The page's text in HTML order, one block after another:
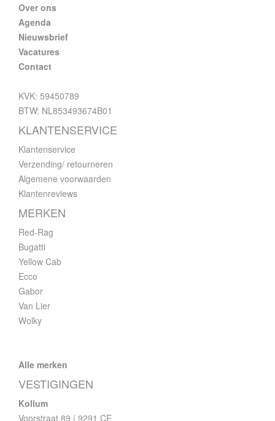
Over ons
Agenda
Nieuwsbrief
Vacatures
Contact
KVK: 59450789
BTW: NL853493674B01
KLANTENSERVICE
Klantenservice
Verzending/ retourneren
Algemene voorwaarden
Klantenreviews
MERKEN
Red-Rag
Bugatti
Yellow Cab
Ecco
Gabor
Van Lier
Wolky
Alle merken
VESTIGINGEN
Kollum
Voorstraat 89 | 9291 CE